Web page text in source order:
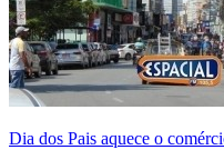
Dia dos Pais aquece o